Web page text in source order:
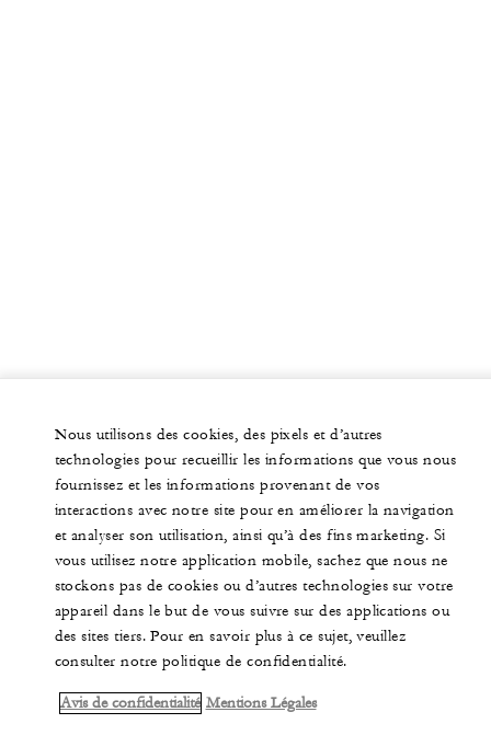
Nous utilisons des cookies, des pixels et d’autres
technologies pour recueillir les informations que vous nous
fournissez et les informations provenant de vos
interactions avec notre site pour en améliorer la navigation
et analyser son utilisation, ainsi qu’à des fins marketing. Si
vous utilisez notre application mobile, sachez que nous ne
stockons pas de cookies ou d’autres technologies sur votre
appareil dans le but de vous suivre sur des applications ou
des sites tiers. Pour en savoir plus à ce sujet, veuillez
consulter notre politique de confidentialité.
Avis de confidentialité Mentions Légales